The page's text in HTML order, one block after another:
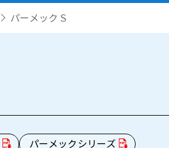
パーメックＳ
パーメックシリーズ